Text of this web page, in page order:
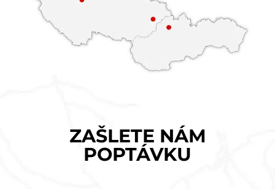
ZAŠLETE NÁM
POPTÁVKU